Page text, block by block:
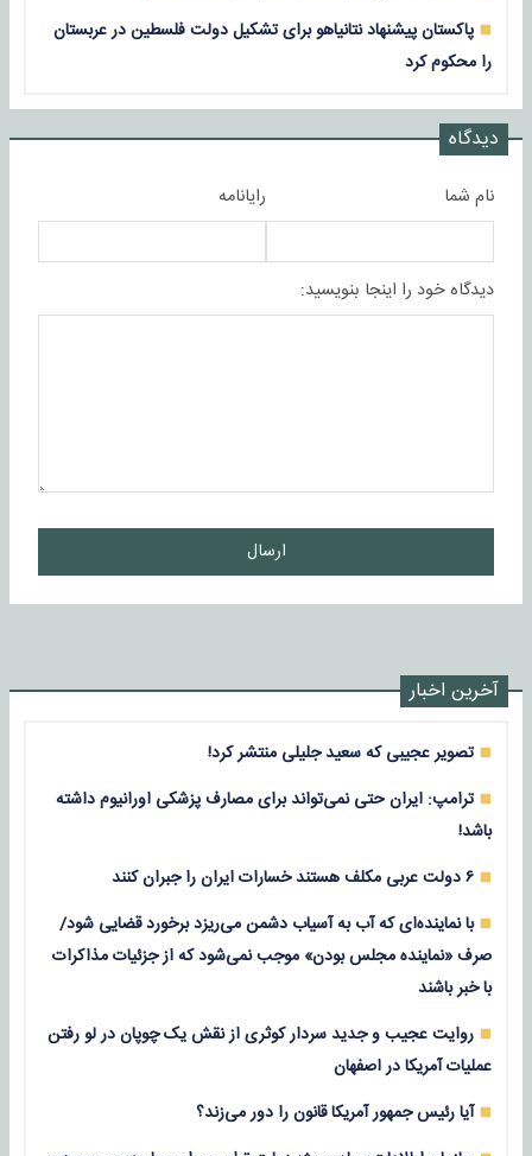
پاکستان پیشنهاد نتانیاهو برای تشکیل دولت فلسطین در عربستان
را محکوم کرد
دیدگاه
نام شما رایانامه
دیدگاه خود را اینجا بنویسید:
ارسال
آخرین اخبار
تصویر عجیبی که سعید جلیلی منتشر کرد!
ترامپ: ایران حتی نمی‌تواند برای مصارف پزشکی اورانیوم داشته
باشد!
۶ دولت عربی مکلف هستند خسارات ایران را جبران کنند
با نماینده‌ای که آب به آسیاب دشمن می‌ریزد برخورد قضایی شود/
صرف «نماینده مجلس بودن» موجب نمی‌شود که از جزئیات مذاکرات
با خبر باشند
روایت عجیب و جدید سردار کوثری از نقش یک چوپان در لو رفتن
عملیات آمریکا در اصفهان
آیا رئیس جمهور آمریکا قانون را دور می‌زند؟